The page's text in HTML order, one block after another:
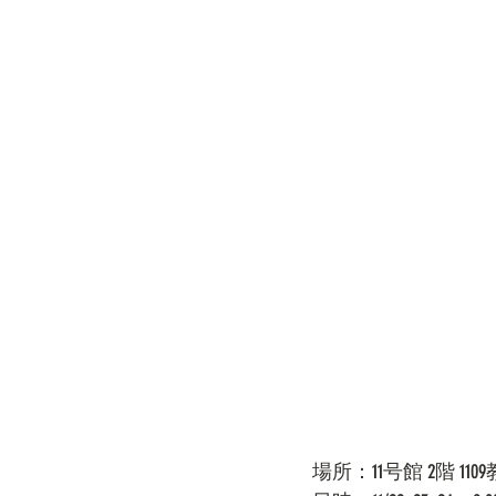
場所：11号館 2階